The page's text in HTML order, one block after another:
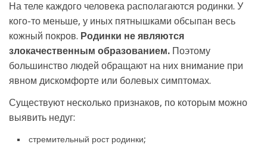
На теле каждого человека располагаются родинки. У
кого-то меньше, у иных пятнышками обсыпан весь
кожный покров. Родинки не являются
злокачественным образованием. Поэтому
большинство людей обращают на них внимание при
явном дискомфорте или болевых симптомах.
Существуют несколько признаков, по которым можно
выявить недуг:
стремительный рост родинки;